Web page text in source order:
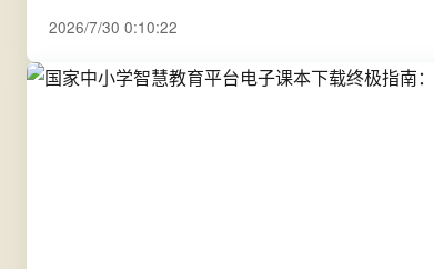
2026/7/30 0:10:22